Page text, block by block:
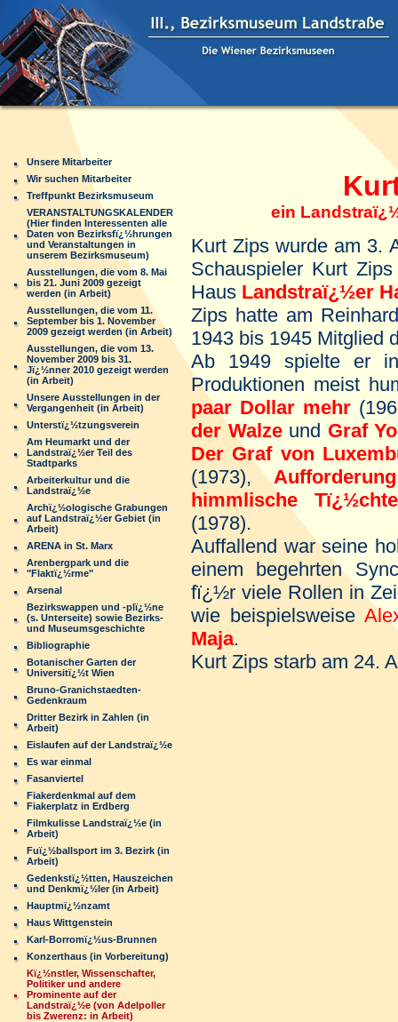
Unsere Mitarbeiter
Wir suchen Mitarbeiter
Treffpunkt Bezirksmuseum
VERANSTALTUNGSKALENDER
(Hier finden Interessenten alle
Daten von Bezirksfï¿½hrungen
und Veranstaltungen in
unserem Bezirksmuseum)
Ausstellungen, die vom 8. Mai
bis 21. Juni 2009 gezeigt
werden (in Arbeit)
Ausstellungen, die vom 11.
September bis 1. November
2009 gezeigt werden (in Arbeit)
Ausstellungen, die vom 13.
November 2009 bis 31.
Jï¿½nner 2010 gezeigt werden
(in Arbeit)
Unsere Ausstellungen in der
Vergangenheit (in Arbeit)
Unterstï¿½tzungsverein
Am Heumarkt und der
Landstraï¿½er Teil des
Stadtparks
Arbeiterkultur und die
Landstraï¿½e
Archï¿½ologische Grabungen
auf Landstraï¿½er Gebiet (in
Arbeit)
ARENA in St. Marx
Arenbergpark und die
"Flaktï¿½rme"
Arsenal
Bezirkswappen und -plï¿½ne
(s. Unterseite) sowie Bezirks-
und Museumsgeschichte
Bibliographie
Botanischer Garten der
Universitï¿½t Wien
Bruno-Granichstaedten-
Gedenkraum
Dritter Bezirk in Zahlen (in
Arbeit)
Eislaufen auf der Landstraï¿½e
Es war einmal
Fasanviertel
Fiakerdenkmal auf dem
Fiakerplatz in Erdberg
Filmkulisse Landstraï¿½e (in
Arbeit)
Fuï¿½ballsport im 3. Bezirk (in
Arbeit)
Gedenkstï¿½tten, Hauszeichen
und Denkmï¿½ler (in Arbeit)
Hauptmï¿½nzamt
Haus Wittgenstein
Karl-Borromï¿½us-Brunnen
Konzerthaus (in Vorbereitung)
Kï¿½nstler, Wissenschafter,
Politiker und andere
Prominente auf der
Landstraï¿½e (von Adelpoller
bis Zwerenz: in Arbeit)
ein
Kurt Zips wurde am 3.
Schauspieler Kurt
Haus Landstraï¿½er
Zips hatte am
1943 bis 1945 Mitglied
Ab 1949 spielte er
Produktionen meist
paar Dollar mehr
der Walze und Graf
Der Graf von
(1973),
himmlische
(1978).
Auffallend war seine
einem begehrten
fï¿½r viele Rollen in
wie beispielsweise
Maja.
Kurt Zips starb am 24.